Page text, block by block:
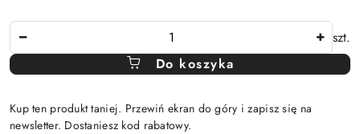
szt.
Do koszyka
Kup ten produkt taniej. Przewiń ekran do góry i zapisz się na
newsletter. Dostaniesz kod rabatowy.